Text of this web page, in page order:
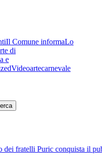
Il Comune informaLo
di
e
Videoartecarnevale
dei fratelli Puric conquista il